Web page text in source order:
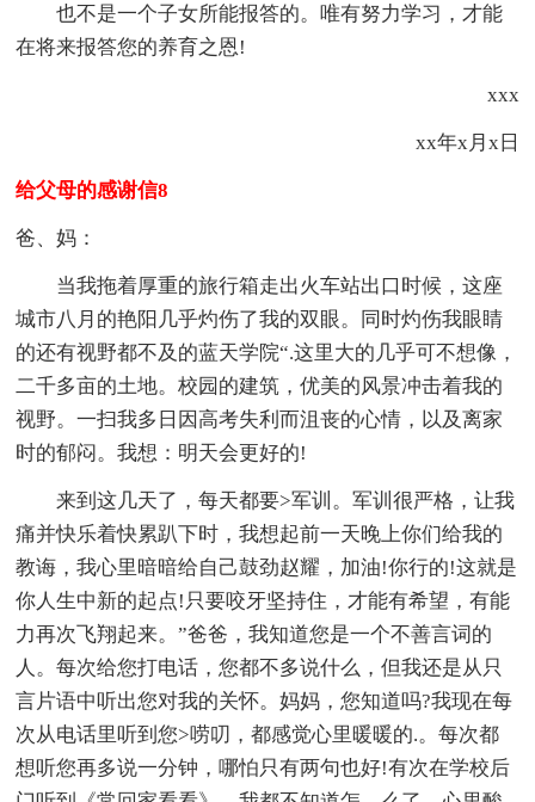
也不是一个子女所能报答的。唯有努力学习，才能
在将来报答您的养育之恩!
xxx
xx年x月x日
给父母的感谢信8
爸、妈：
当我拖着厚重的旅行箱走出火车站出口时候，这座
城市八月的艳阳几乎灼伤了我的双眼。同时灼伤我眼睛
的还有视野都不及的蓝天学院“.这里大的几乎可不想像，
二千多亩的土地。校园的建筑，优美的风景冲击着我的
视野。一扫我多日因高考失利而沮丧的心情，以及离家
时的郁闷。我想：明天会更好的!
来到这几天了，每天都要>军训。军训很严格，让我
痛并快乐着快累趴下时，我想起前一天晚上你们给我的
教诲，我心里暗暗给自己鼓劲赵耀，加油!你行的!这就是
你人生中新的起点!只要咬牙坚持住，才能有希望，有能
力再次飞翔起来。”爸爸，我知道您是一个不善言词的
人。每次给您打电话，您都不多说什么，但我还是从只
言片语中听出您对我的关怀。妈妈，您知道吗?我现在每
次从电话里听到您>唠叨，都感觉心里暖暖的.。每次都
想听您再多说一分钟，哪怕只有两句也好!有次在学校后